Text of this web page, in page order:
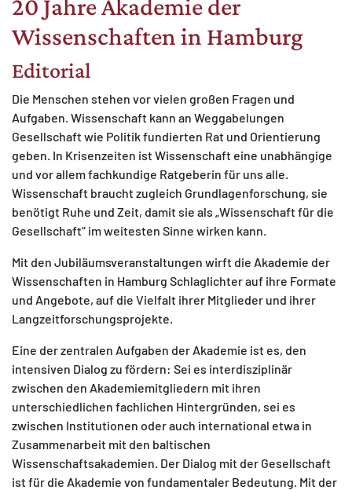
20 Jahre Akademie der
Wissenschaften in Hamburg
Editorial
Die Menschen stehen vor vielen großen Fragen und
Aufgaben. Wissenschaft kann an Weggabelungen
Gesellschaft wie Politik fundierten Rat und Orientierung
geben. In Krisenzeiten ist Wissenschaft eine unabhängige
und vor allem fachkundige Ratgeberin für uns alle.
Wissenschaft braucht zugleich Grundlagenforschung, sie
benötigt Ruhe und Zeit, damit sie als „Wissenschaft für die
Gesellschaft“ im weitesten Sinne wirken kann.
Mit den Jubiläumsveranstaltungen wirft die Akademie der
Wissenschaften in Hamburg Schlaglichter auf ihre Formate
und Angebote, auf die Vielfalt ihrer Mitglieder und ihrer
Langzeitforschungsprojekte.
Eine der zentralen Aufgaben der Akademie ist es, den
intensiven Dialog zu fördern: Sei es interdisziplinär
zwischen den Akademiemitgliedern mit ihren
unterschiedlichen fachlichen Hintergründen, sei es
zwischen Institutionen oder auch international etwa in
Zusammenarbeit mit den baltischen
Wissenschaftsakademien. Der Dialog mit der Gesellschaft
ist für die Akademie von fundamentaler Bedeutung. Mit der